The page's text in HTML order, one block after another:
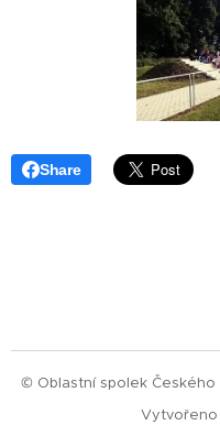
Share
© Oblastní spolek Českého
Vytvořeno